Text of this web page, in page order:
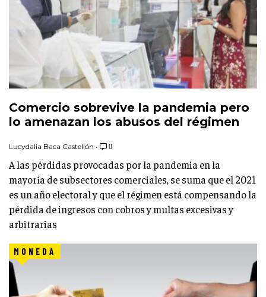
Comercio sobrevive la pandemia pero
lo amenazan los abusos del régimen
Lucydalia Baca Castellón • 0
A las pérdidas provocadas por la pandemia en la
mayoría de subsectores comerciales, se suma que el 2021
es un año electoral y que el régimen está compensando la
pérdida de ingresos con cobros y multas excesivas y
arbitrarias
MONEDA